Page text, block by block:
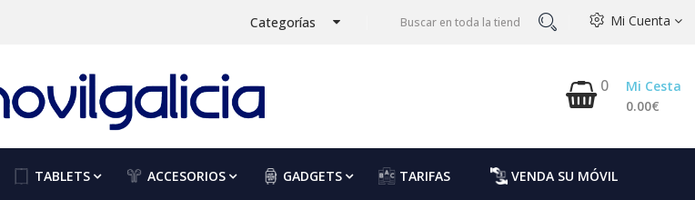
Categorías Mi Cuenta
0
Mi Cesta
0.00€
TABLETS ACCESORIOS GADGETS TARIFAS VENDA SU MÓVIL